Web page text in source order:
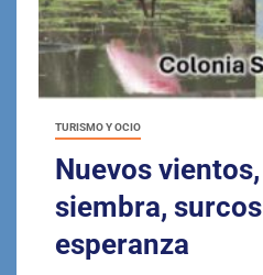
TURISMO Y OCIO
Nuevos
siembra,
esperanza